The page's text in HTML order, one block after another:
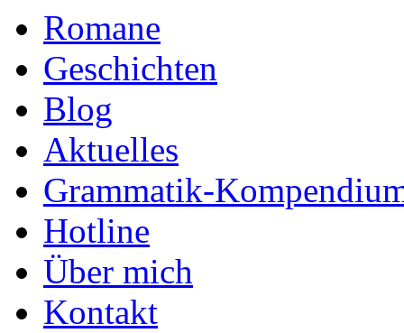
Romane
Geschichten
Blog
Aktuelles
Grammatik-
Hotline
Über mich
Kontakt